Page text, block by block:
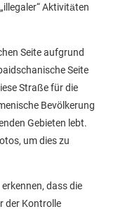
Aktivitäten
Seite aufgrund
Seite
Straße für die
Bevölkerung
Gebieten lebt.
um dies zu
dass die
der Kontrolle